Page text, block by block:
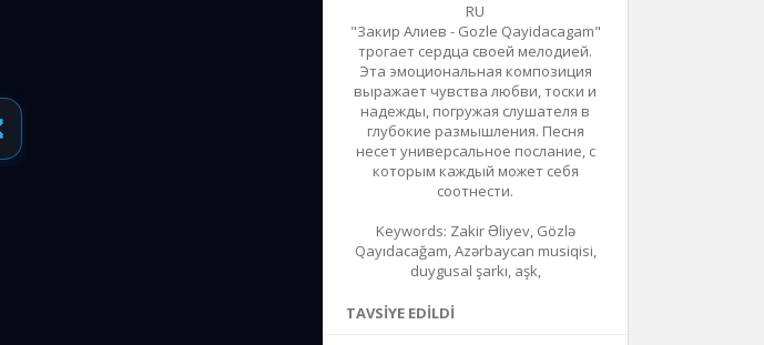
RU
"Закир Алиев - Gozle Qayidacagam"
трогает сердца своей мелодией.
Эта эмоциональная композиция
выражает чувства любви, тоски и
надежды, погружая слушателя в
глубокие размышления. Песня
несет универсальное послание, с
которым каждый может себя
соотнести.
Keywords: Zakir Əliyev, Gözlə
Qayıdacağam, Azərbaycan musiqisi,
duygusal şarkı, aşk,
TAVSIYE EDILDI